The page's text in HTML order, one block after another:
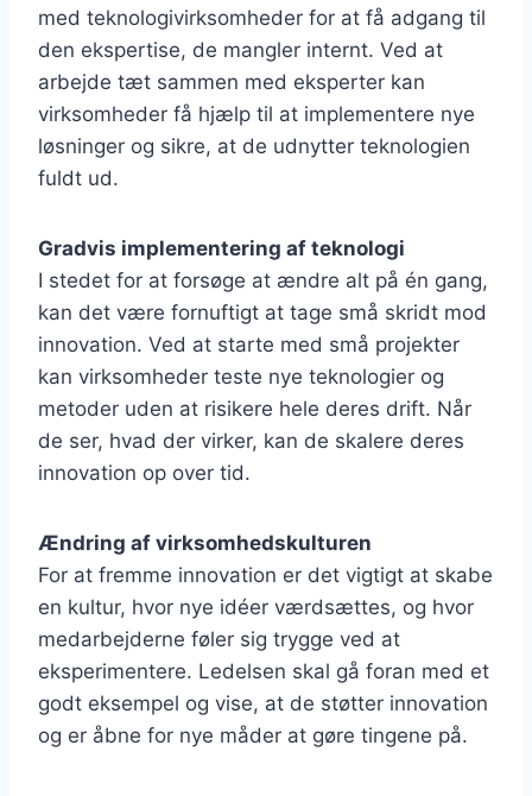
med teknologivirksomheder for at få adgang til
den ekspertise, de mangler internt. Ved at
arbejde tæt sammen med eksperter kan
virksomheder få hjælp til at implementere nye
løsninger og sikre, at de udnytter teknologien
fuldt ud.
Gradvis implementering af teknologi
I stedet for at forsøge at ændre alt på én gang,
kan det være fornuftigt at tage små skridt mod
innovation. Ved at starte med små projekter
kan virksomheder teste nye teknologier og
metoder uden at risikere hele deres drift. Når
de ser, hvad der virker, kan de skalere deres
innovation op over tid.
Ændring af virksomhedskulturen
For at fremme innovation er det vigtigt at skabe
en kultur, hvor nye idéer værdsættes, og hvor
medarbejderne føler sig trygge ved at
eksperimentere. Ledelsen skal gå foran med et
godt eksempel og vise, at de støtter innovation
og er åbne for nye måder at gøre tingene på.